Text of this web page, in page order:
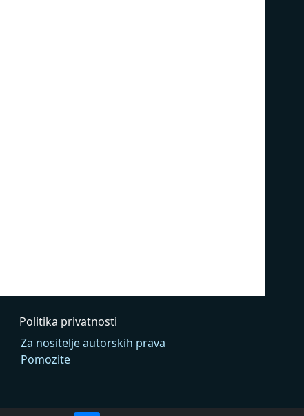
Politika privatnosti
Za nositelje autorskih prava
Pomozite